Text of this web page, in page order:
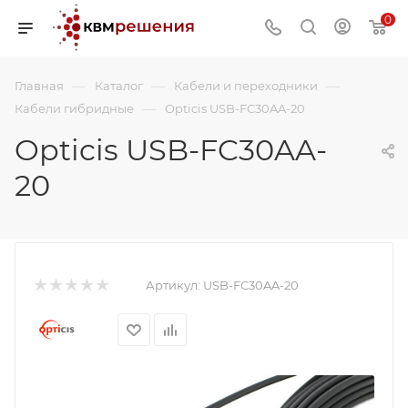
0
Главная — Каталог — Кабели и переходники —
Кабели гибридные — Opticis USB-FC30AA-20
Opticis USB-FC30AA-
20
Артикул: USB-FC30AA-20